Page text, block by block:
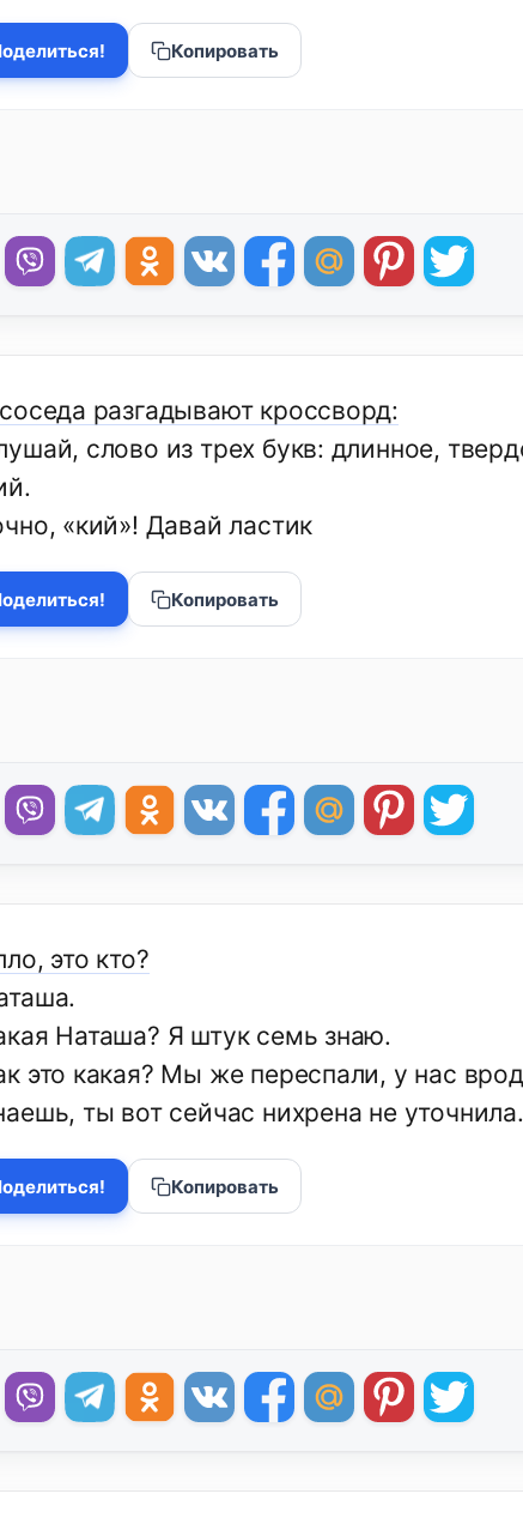
Копировать
разгадывают кроссворд:
слово из трех букв: длинное,
«кий»! Давай ластик
Копировать
это кто?
Наташа? Я штук семь знаю.
это какая? Мы же переспали, у нас
ты вот сейчас нихрена не
Копировать